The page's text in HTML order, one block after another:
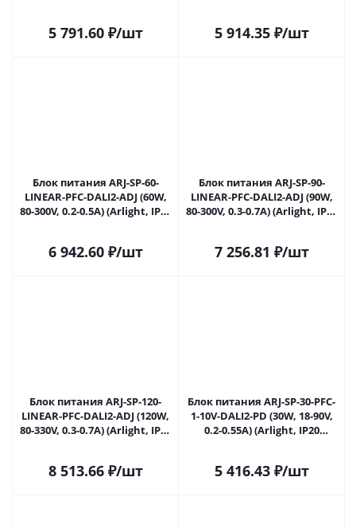
5 791.60₽/шт 5 914.35₽/шт
Блок питания ARJ-SP-60-
LINEAR-PFC-DALI2-ADJ (60W,
80-300V, 0.2-0.5A) (Arlight, IP20
6 942.60₽/шт
Блок питания ARJ-SP-90-
LINEAR-PFC-DALI2-ADJ (90W,
80-300V, 0.3-0.7A) (Arlight, IP20
7 256.81 ₽/шт
Блок питания ARJ-SP-120-
LINEAR-PFC-DALI2-ADJ (120W,
80-330V, 0.3-0.7A) (Arlight, IP20
8 513.66₽/шт
Блок питания ARJ-SP-30-PFC-
1-10V-DALI2-PD (30W, 18-90V,
0.2-0.55A) (Arlight, IP20
5 416.43₽/шт